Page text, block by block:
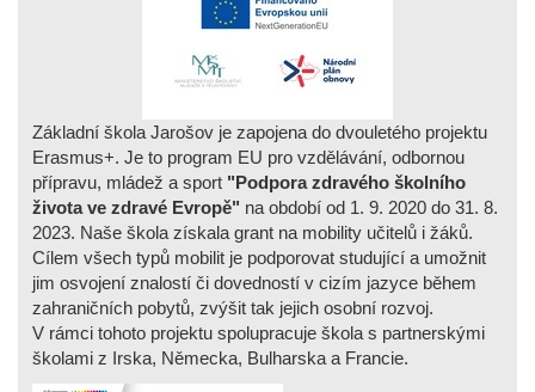
Základní škola Jarošov je zapojena do dvouletého projektu
Erasmus+. Je to program EU pro vzdělávání, odbornou
přípravu, mládež a sport "Podpora zdravého školního
života ve zdravé Evropě" na období od 1. 9. 2020 do 31. 8.
2023. Naše škola získala grant na mobility učitelů i žáků.
Cílem všech typů mobilit je podporovat studující a umožnit
jim osvojení znalostí či dovedností v cizím jazyce během
zahraničních pobytů, zvýšit tak jejich osobní rozvoj.
V rámci tohoto projektu spolupracuje škola s partnerskými
školami z Irska, Německa, Bulharska a Francie.